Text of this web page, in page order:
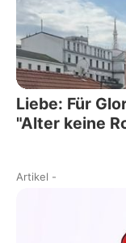
Liebe: Für
"Alter keine
Artikel -